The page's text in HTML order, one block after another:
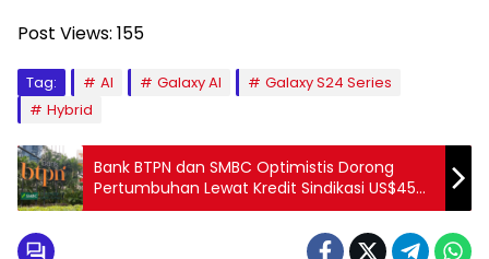
Post Views: 155
Tag: AI Galaxy AI
Galaxy S24 Series
Hybrid
Bank BTPN dan SMBC Optimistis Dorong
Pertumbuhan Lewat Kredit Sindikasi US$450
Juta ke IMGSL